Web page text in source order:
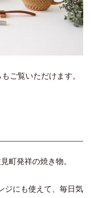
ご覧いただけます。
町発祥の焼き物。
ジにも使えて、毎日気